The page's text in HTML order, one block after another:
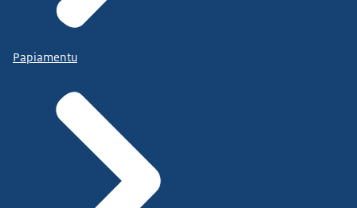
Papiamentu